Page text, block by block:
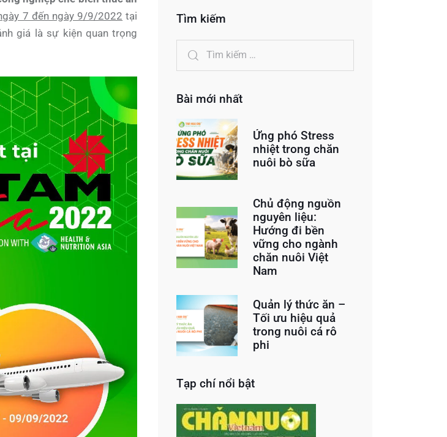
7 đến ngày 9/9/2022 tại
giá là sự kiện quan trọng
Tìm kiếm
Bài mới nhất
Ứng phó Stress
nhiệt trong chăn
nuôi bò sữa
Chủ động nguồn
nguyên liệu:
Hướng đi bền
vững cho ngành
chăn nuôi Việt
Nam
Quản lý thức ăn –
Tối ưu hiệu quả
trong nuôi cá rô
phi
Tạp chí nổi bật